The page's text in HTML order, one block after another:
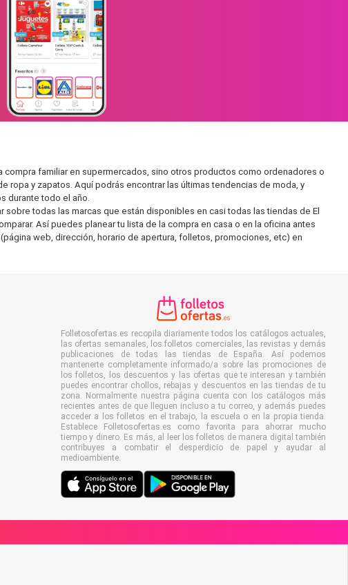
familiar en supermercados, sino otros productos como ordenadores o
ropa y zapatos. Aquí podrás encontrar las últimas tendencias de moda, y
durante todo el año.
todas las marcas que están disponibles en casi todas las tiendas de El
Así puedes planear tu lista de la compra en casa o en la oficina antes
web, dirección, horario de apertura, folletos, promociones, etc) en
Folletosofertas.es recopila diariamente todos los catálogos actuales,
las ofertas semanales, los folletos comerciales, las revistas y demás
publicaciones de todas las tiendas de España. Así podemos
mantenerte completamente informado/a sobre las promociones de
los folletos, los descuentos y las ofertas que te interesan y también
puedes encontrar chollos, rebajas y descuentos en las tiendas de tu
zona. Normalmente nuestra página cuenta con los catálogos más
recientes antes de que lleguen incluso a tu correo, y además puedes
acceder a los folletos en el trabajo, la escuela o en la propia tienda.
Establece Folletosofertas.es como favorita para ahorrar mucho
tiempo y dinero. Es más, al leer los folletos de manera digital también
contribuyes a combatir el desperdicio de papel y ayudar al
medioambiente.